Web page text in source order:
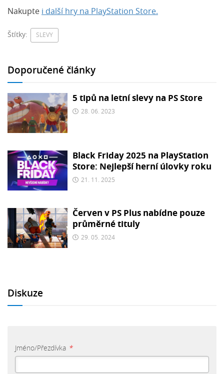
Nakupte i další hry na PlayStation Store.
Štítky: SLEVY
Doporučené články
5 tipů na letní slevy na PS Store
28. 06. 2023
Black Friday 2025 na PlayStation
Store: Nejlepší herní úlovky roku
21. 11. 2025
Červen v PS Plus nabídne pouze
průměrné tituly
29. 05. 2024
Diskuze
Jméno/Přezdívka *